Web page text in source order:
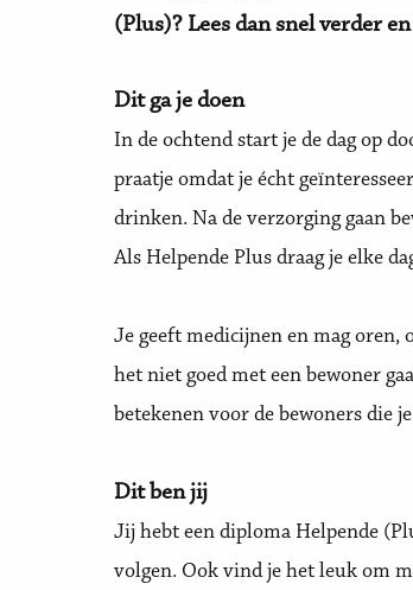
(Plus)? Lees dan snel verder
Dit ga je doen
In de ochtend start je de dag op
praatje omdat je écht
drinken. Na de verzorging gaan
Als Helpende Plus draag je elke
Je geeft medicijnen en mag oren,
het niet goed met een bewoner
betekenen voor de bewoners die
Dit ben jij
Jij hebt een diploma Helpende
volgen. Ook vind je het leuk om